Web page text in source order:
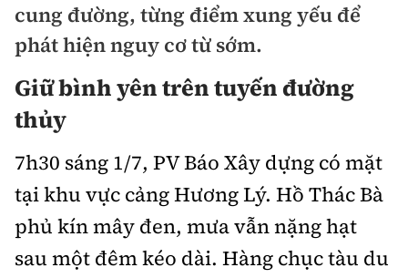
Chuyện dọc đường
Cải chính
Quy hoạch kiến trúc
Giám định chất lượng
Quản lý đô thị
Quản lý
Đường bộ
Hàng không
Đường sắt
Đăng kiểm
Đường sắt tốc độ cao
Kinh tế
Thị trường
Tài chính
Chứng khoán
Bảo hiểm
Doanh nghiệp
Pháp luật
Thanh tra
An ninh hình sự
Điều tra
Pháp đình
An toàn giao thông
Giao thông 24h
ATGT địa phương
Chất lượng sống
Giáo dục
Văn hóa - Giải Trí
cung đường, từng điểm xung yếu để
phát hiện nguy cơ từ sớm.
Giữ bình yên trên tuyến đường
thủy
7h30 sáng 1/7, PV Báo Xây dựng có mặt
tại khu vực cảng Hương Lý. Hồ Thác Bà
phủ kín mây đen, mưa vẫn nặng hạt
sau một đêm kéo dài. Hàng chục tàu du